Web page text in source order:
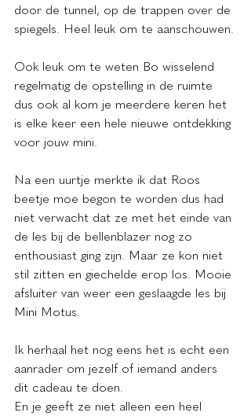
door de tunnel, op de trappen over de
spiegels. Heel leuk om te aanschouwen.
Ook leuk om te weten Bo wisselend
regelmatig de opstelling in de ruimte
dus ook al kom je meerdere keren het
is elke keer een hele nieuwe ontdekking
voor jouw mini.
Na een uurtje merkte ik dat Roos
beetje moe begon te worden dus had
niet verwacht dat ze met het einde van
de les bij de bellenblazer nog zo
enthousiast ging zijn. Maar ze kon niet
stil zitten en giechelde erop los. Mooie
afsluiter van weer een geslaagde les bij
Mini Motus.
Ik herhaal het nog eens het is echt een
aanrader om jezelf of iemand anders
dit cadeau te doen.
En je geeft ze niet alleen een heel